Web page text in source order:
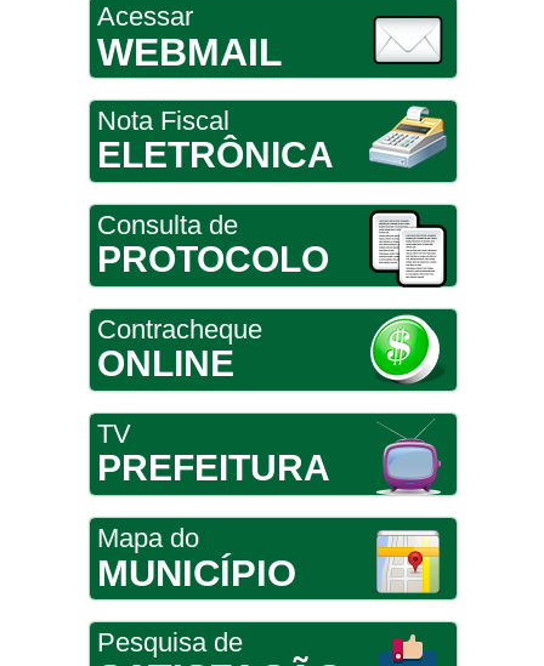
Acessar
WEBMAIL
Nota Fiscal
ELETRÔNICA
Consulta de
PROTOCOLO
Contracheque
ONLINE
TV
PREFEITURA
Mapa do
MUNICÍPIO
Pesquisa de